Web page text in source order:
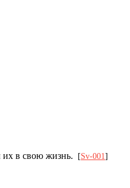
их в свою жизнь. [Sv-001 ]